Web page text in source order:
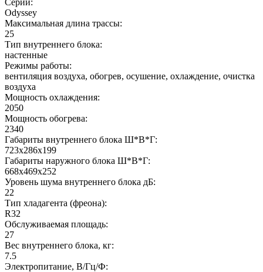
Odyssey
Максимальная длина трассы:
25
Тип внутреннего блока:
настенные
Режимы работы:
вентиляция воздуха, обогрев, осушение, охлаждение, очистка
воздуха
Мощность охлаждения:
2050
Мощность обогрева:
2340
Габариты внутреннего блока Ш*В*Г:
723x286x199
Габариты наружного блока Ш*В*Г:
668x469x252
Уровень шума внутреннего блока дБ:
22
Тип хладагента (фреона):
R32
Обслуживаемая площадь:
27
Вес внутреннего блока, кг:
7.5
Электропитание, В/Гц/Ф: